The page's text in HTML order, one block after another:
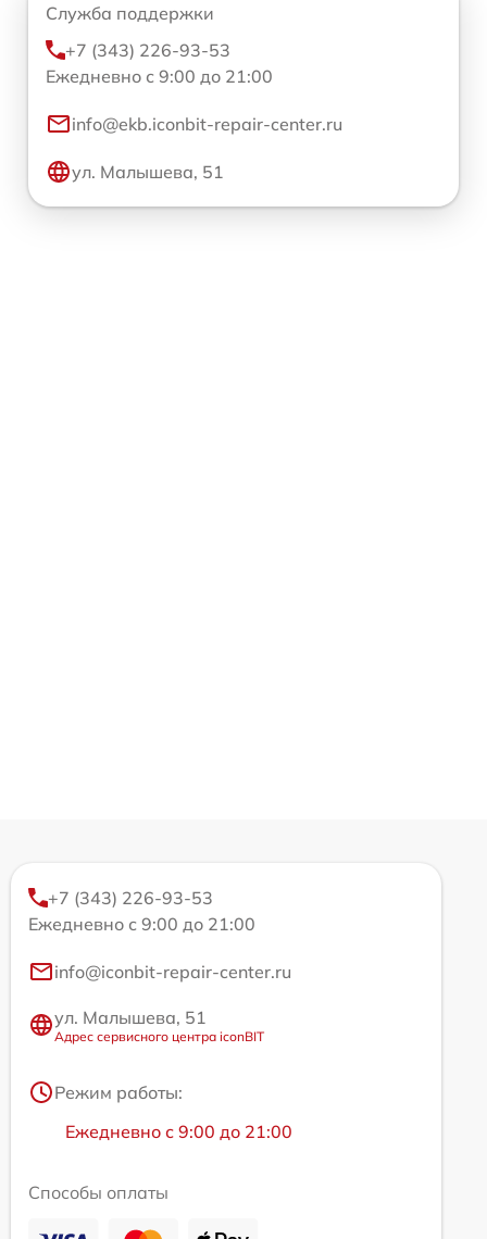
Служба поддержки
+7 (343) 226-93-53
Ежедневно с 9:00 до 21:00
info@ekb.iconbit-repair-center.ru
ул. Малышева, 51
+7 (343) 226-93-53
Ежедневно с 9:00 до 21:00
info@iconbit-repair-center.ru
ул. Малышева, 51
Адрес сервисного центра iconBIT
Режим работы:
Ежедневно с 9:00 до 21:00
Способы оплаты